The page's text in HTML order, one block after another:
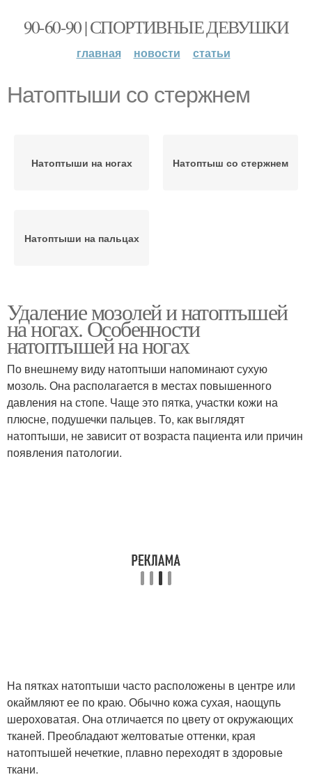
90-60-90 | СПОРТИВНЫЕ ДЕВУШКИ
главная новости статьи
Натоптыши со стержнем
Натоптыши на ногах Натоптыш со стержнем
Натоптыши на пальцах
Удаление мозолей и натоптышей
на ногах. Особенности
натоптышей на ногах
По внешнему виду натоптыши напоминают сухую
мозоль. Она располагается в местах повышенного
давления на стопе. Чаще это пятка, участки кожи на
плюсне, подушечки пальцев. То, как выглядят
натоптыши, не зависит от возраста пациента или причин
появления патологии.
На пятках натоптыши часто расположены в центре или
окаймляют ее по краю. Обычно кожа сухая, наощупь
шероховатая. Она отличается по цвету от окружающих
тканей. Преобладают желтоватые оттенки, края
натоптышей нечеткие, плавно переходят в здоровые
ткани.